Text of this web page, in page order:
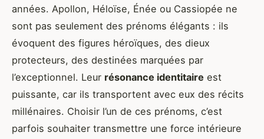
années. Apollon, Héloïse, Énée ou Cassiopée ne
sont pas seulement des prénoms élégants : ils
évoquent des figures héroïques, des dieux
protecteurs, des destinées marquées par
l’exceptionnel. Leur résonance identitaire est
puissante, car ils transportent avec eux des récits
millénaires. Choisir l’un de ces prénoms, c’est
parfois souhaiter transmettre une force intérieure